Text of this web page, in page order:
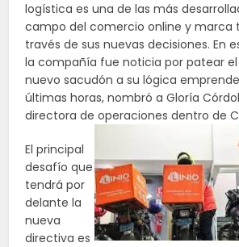
logística es una de las más
campo del comercio online y marca
través de sus nuevas decisiones. En
la compañía fue noticia por patear
nuevo sacudón a su lógica
últimas horas, nombró a Gloría
directora de operaciones dentro de
El principal
desafío que
tendrá por
delante la
nueva
directiva es